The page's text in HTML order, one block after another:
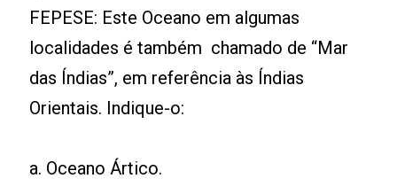
FEPESE: Este Oceano em algumas
localidades é também chamado de “Mar
das Índias”, em referência às Índias
Orientais. Indique-o:
a. Oceano Ártico.